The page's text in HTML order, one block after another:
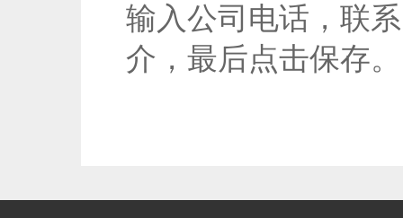
输入公司电话，联
介，最后点击保存。